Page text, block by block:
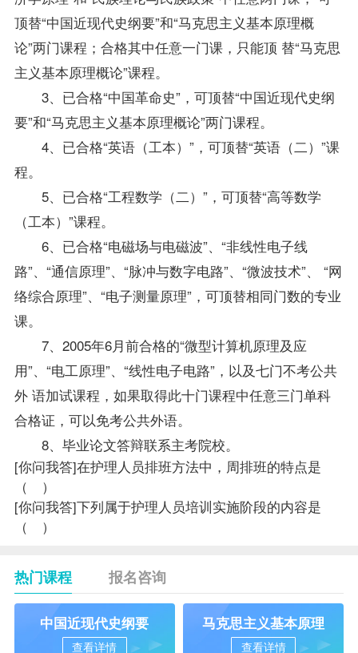
顶替“中国近现代史纲要”和“马克思主义基本原理概
论”两门课程；合格其中任意一门课，只能顶 替“马克思
主义基本原理概论”课程。
3、已合格“中国革命史”，可顶替“中国近现代史纲
要”和“马克思主义基本原理概论”两门课程。
4、已合格“英语（工本）”，可顶替“英语（二）”课
程。
5、已合格“工程数学（二）”，可顶替“高等数学
（工本）”课程。
6、已合格“电磁场与电磁波”、“非线性电子线
路”、“通信原理”、“脉冲与数字电路”、“微波技术”、 “网
络综合原理”、“电子测量原理”，可顶替相同门数的专业
课。
7、2005年6月前合格的“微型计算机原理及应
用”、“电工原理”、“线性电子电路”，以及七门不考公共
外 语加试课程，如果取得此十门课程中任意三门单科
合格证，可以免考公共外语。
8、毕业论文答辩联系主考院校。
[你问我答]在护理人员排班方法中，周排班的特点是
（ ）
[你问我答]下列属于护理人员培训实施阶段的内容是
（ ）
热门课程 报名咨询
中国近现代史纲要
查看详情
马克思主义基本原理
查看详情